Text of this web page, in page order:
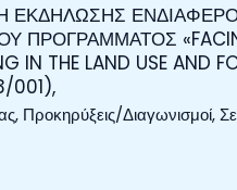
ΕΚΔΗΛΩΣΗΣ
ΠΡΟΓΡΑΜΜΑΤΟΣ «FACING
IN THE LAND USE AND
001),
, Προκηρύξεις/Διαγωνισμοί,